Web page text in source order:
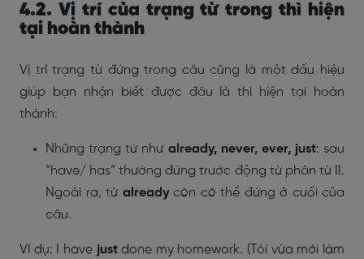
4.2. Vị trí của trạng từ trong thì hiện
tại hoàn thành
Vị trí trạng từ đứng trong câu cũng là một dấu hiệu
giúp bạn nhận biết được đâu là thì hiện tại hoàn
thành:
Những trạng từ như already, never, ever, just: sau
“have/ has” thường đứng trước động từ phân từ II.
Ngoài ra, từ alreadycòn có thể đứng ở cuối của
câu.
Ví dụ: I have justdone my homework. (Tôi vừa mới làm